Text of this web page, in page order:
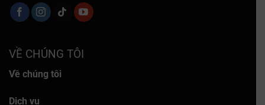
VỀ CHÚNG TÔI
Về chúng tôi
Dịch vụ